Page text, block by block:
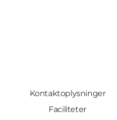
Kontaktoplysninger
Faciliteter